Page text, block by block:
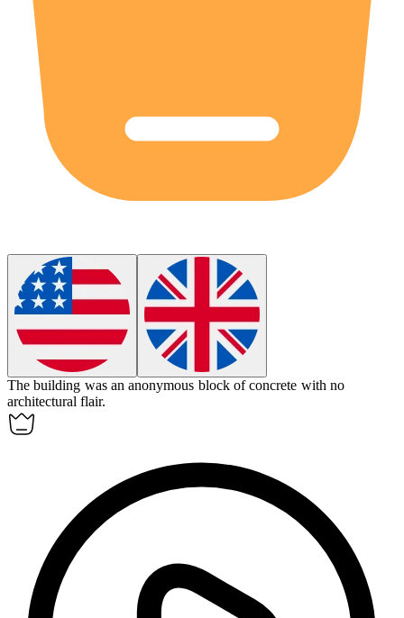
The building was ananonymous block of concrete with no
architectural flair.